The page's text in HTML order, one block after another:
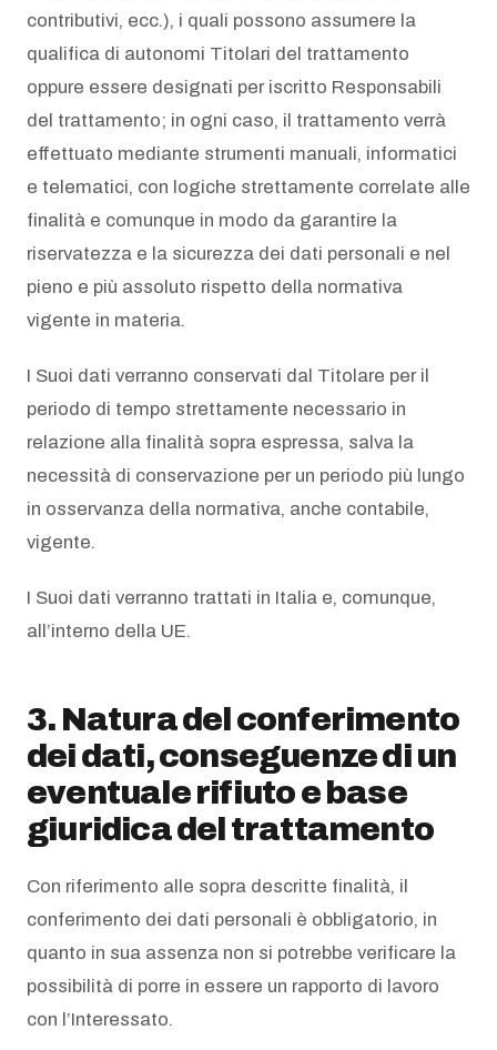
contributivi, ecc.), i quali possono assumere la
qualifica di autonomi Titolari del trattamento
oppure essere designati per iscritto Responsabili
del trattamento; in ogni caso, il trattamento verrà
effettuato mediante strumenti manuali, informatici
e telematici, con logiche strettamente correlate alle
finalità e comunque in modo da garantire la
riservatezza e la sicurezza dei dati personali e nel
pieno e più assoluto rispetto della normativa
vigente in materia.
I Suoi dati verranno conservati dal Titolare per il
periodo di tempo strettamente necessario in
relazione alla finalità sopra espressa, salva la
necessità di conservazione per un periodo più lungo
in osservanza della normativa, anche contabile,
vigente.
I Suoi dati verranno trattati in Italia e, comunque,
all’interno della UE.
3. Natura del conferimento
dei dati, conseguenze di un
eventuale rifiuto e base
giuridica del trattamento
Con riferimento alle sopra descritte finalità, il
conferimento dei dati personali è obbligatorio, in
quanto in sua assenza non si potrebbe verificare la
possibilità di porre in essere un rapporto di lavoro
con l’Interessato.